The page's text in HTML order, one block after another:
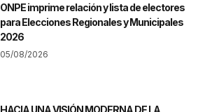
ONPE imprime relación y lista de electores
para Elecciones Regionales y Municipales
2026
05/08/2026
HACIA UNA VISIÓN MODERNA DE LA